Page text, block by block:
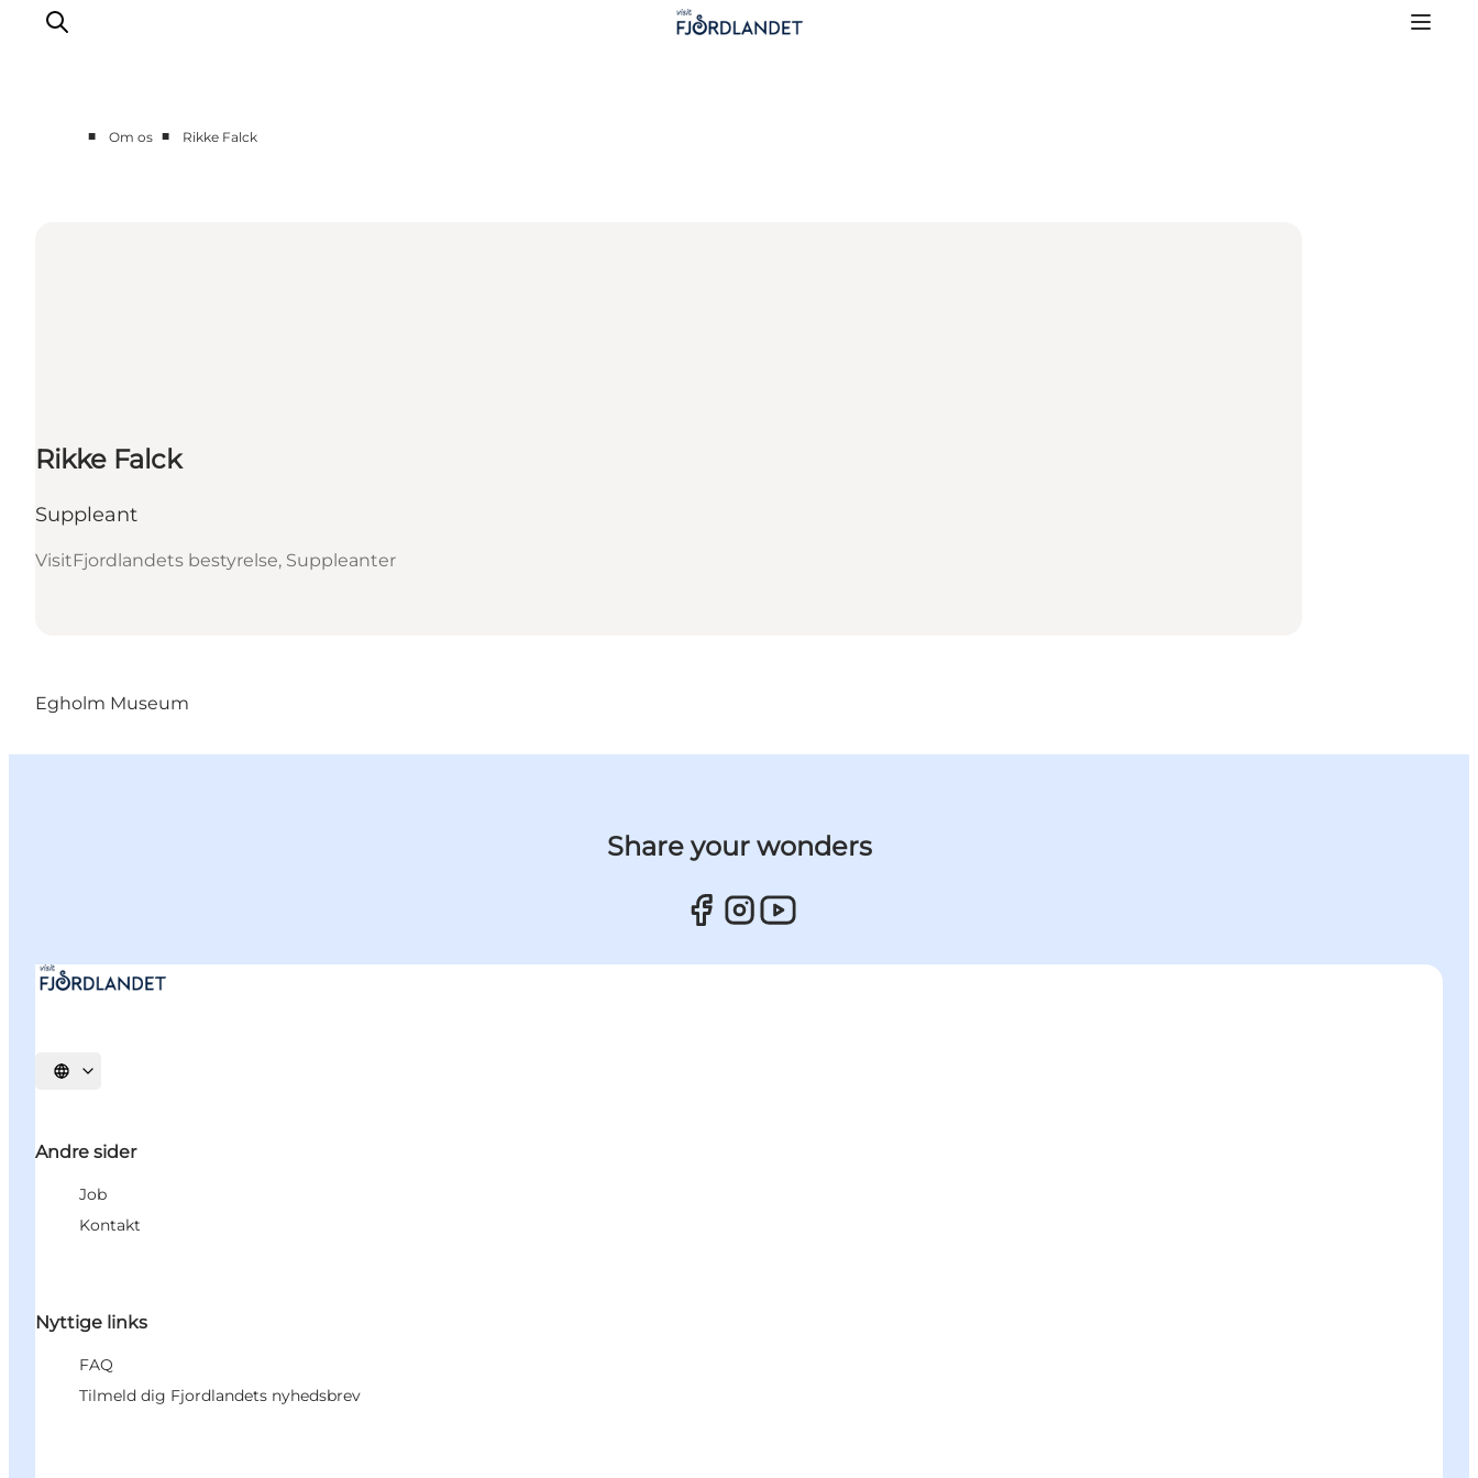
■ Om os ■ Rikke Falck
Rikke Falck
Suppleant
VisitFjordlandets bestyrelse, Suppleanter
Egholm Museum
Share your wonders
Vælg sprog
Andre sider
Job
Kontakt
Nyttige links
FAQ
Tilmeld dig Fjordlandets nyhedsbrev